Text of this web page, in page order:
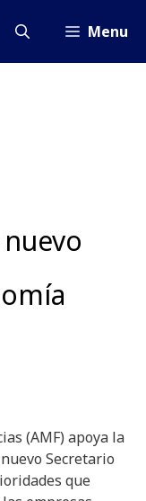
Menu
(AMF) apoya la
Secretario
que